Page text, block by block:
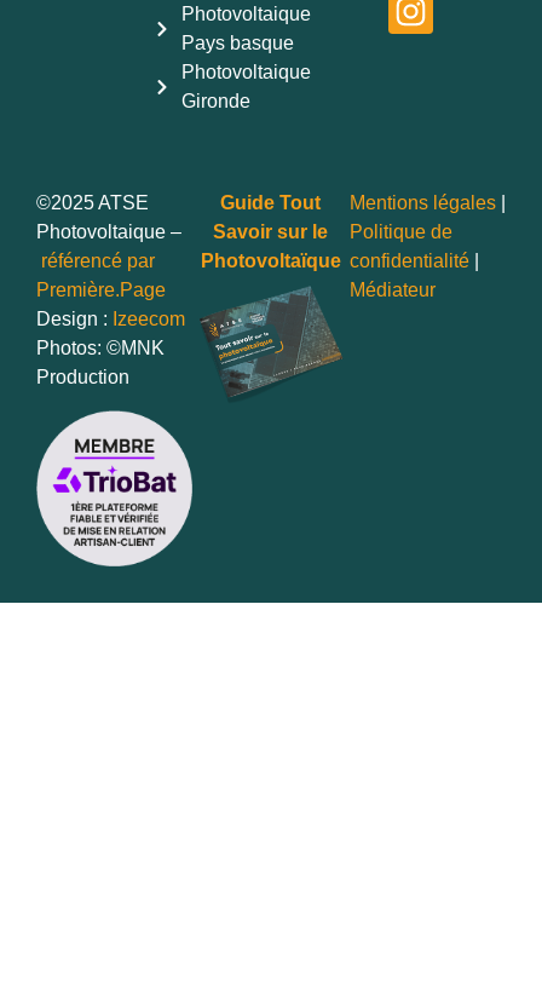
Photovoltaique
Pays basque
Photovoltaique
Gironde
©2025 ATSE
Photovoltaique –
référencé par
Première.Page
Design : Izeecom
Photos: ©MNK
Production
Guide Tout
Savoir sur le
Photovoltaïque
Mentions légales|
Politique de
confidentialité|
Médiateur